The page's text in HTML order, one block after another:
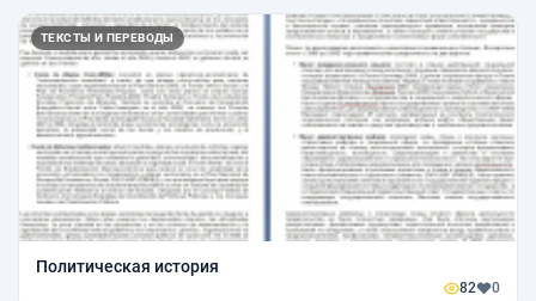
ТЕКСТЫ И ПЕРЕВОДЫ
Политическая история
82 0